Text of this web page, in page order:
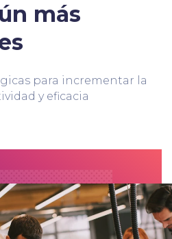
más
para incrementar la
y eficacia